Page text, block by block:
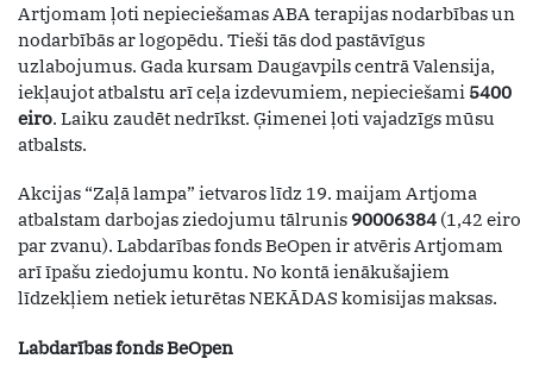
Artjomam ļoti nepieciešamas ABA terapijas nodarbības un
nodarbībās ar logopēdu. Tieši tās dod pastāvīgus
uzlabojumus. Gada kursam Daugavpils centrā Valensija,
iekļaujot atbalstu arī ceļa izdevumiem, nepieciešami 5400
eiro. Laiku zaudēt nedrīkst. Ģimenei ļoti vajadzīgs mūsu
atbalsts.
Akcijas “Zaļā lampa” ietvaros līdz 19. maijam Artjoma
atbalstam darbojas ziedojumu tālrunis 90006384 (1,42 eiro
par zvanu). Labdarības fonds BeOpen ir atvēris Artjomam
arī īpašu ziedojumu kontu. No kontā ienākušajiem
līdzekļiem netiek ieturētas NEKĀDAS komisijas maksas.
Labdarības fonds BeOpen